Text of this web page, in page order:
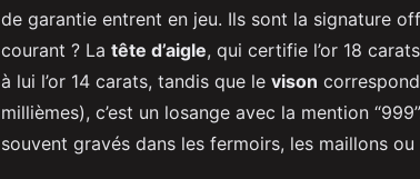
de garantie entrent en jeu. Ils sont la signature
courant ? La tête d’aigle, qui certifie l’or 18
à lui l’or 14 carats, tandis que le vison
millièmes), c’est un losange avec la mention
souvent gravés dans les fermoirs, les maillons ou